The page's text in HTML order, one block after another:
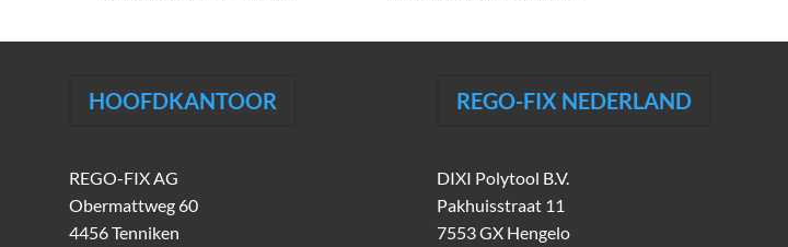
HOOFDKANTOOR
REGO-FIX AG
Obermattweg 60
4456 Tenniken
REGO-FIX NEDERLAND
DIXI Polytool B.V.
Pakhuisstraat 11
7553 GX Hengelo